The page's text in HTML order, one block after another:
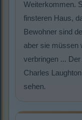
Weiterkommen.
finsteren Haus,
Bewohner sind
aber sie müssen
verbringen ...
Charles
sehen.